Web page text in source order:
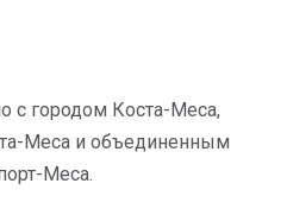
с городом Коста-Меса,
Меса и объединенным
Меса.